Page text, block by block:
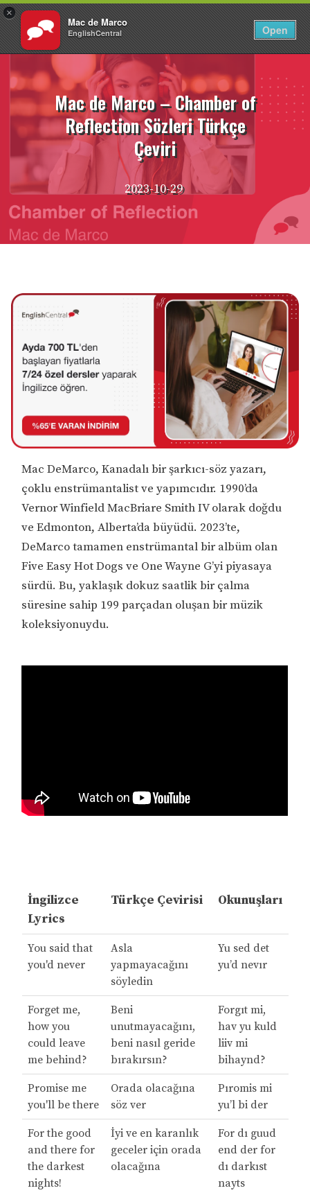
×
Mac de Marco
EnglishCentral Open
Giriş Yap TR
İçeriğe
atla
Mac de Marco – Chamber of
Reflection Sözleri Türkçe
Çeviri
2023-10-29
Mac DeMarco, Kanadalı bir şarkıcı-söz yazarı,
çoklu enstrümantalist ve yapımcıdır. 1990’da
Vernor Winfield MacBriare Smith IV olarak doğdu
ve Edmonton, Alberta’da büyüdü. 2023’te,
DeMarco tamamen enstrümantal bir albüm olan
Five Easy Hot Dogs ve One Wayne G’yi piyasaya
sürdü. Bu, yaklaşık dokuz saatlik bir çalma
süresine sahip 199 parçadan oluşan bir müzik
koleksiyonuydu.
İngilizce
Lyrics
Türkçe Çevirisi Okunuşları
You said that
you'd never
Asla
yapmayacağını
söyledin
Yu sed det
yu’d nevır
Forget me,
how you
could leave
me behind?
Beni
unutmayacağını,
beni nasıl geride
bırakırsın?
Forgıt mi,
hav yu kuld
liiv mi
bihaynd?
Promise me
you'll be there
Orada olacağına
söz ver
Pıromis mi
yu’l bi der
For the good
and there for
the darkest
nights!
İyi ve en karanlık
geceler için orada
olacağına
For dı guud
end der for
dı darkıst
nayts